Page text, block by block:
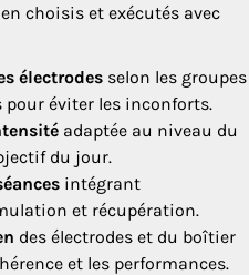
choisis et exécutés avec
électrodes selon les groupes
éviter les inconforts.
adaptée au niveau du
du jour.
intégrant
et récupération.
des électrodes et du boîtier
et les performances.